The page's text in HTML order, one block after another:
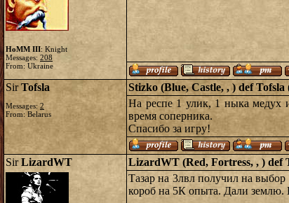
HoMM III: Knight
Messages: 208
From: Ukraine
SirTofsla
Messages:2
From: Belarus
Stizko (Blue, Castle, , ) def
На респе 1 улик, 1 ныка медух
время соперника.
Спасибо за игру!
SirLizardWT LizardWT (Red, Fortress, , ) def
Тазар на 3лвл получил на
короб на 5К опыта. Дали землю.